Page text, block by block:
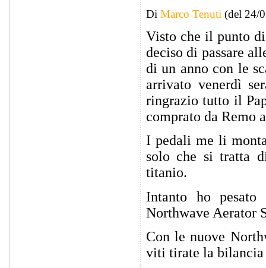
Di Marco Tenuti (del 24/
Visto che il punto
deciso di passare
di un anno con le
arrivato venerdì
ringrazio tutto il
comprato da Remo
I pedali me li
solo che si tratta
titanio.
Intanto ho
Northwave Aerator
Con le nuove
viti tirate la bilancia